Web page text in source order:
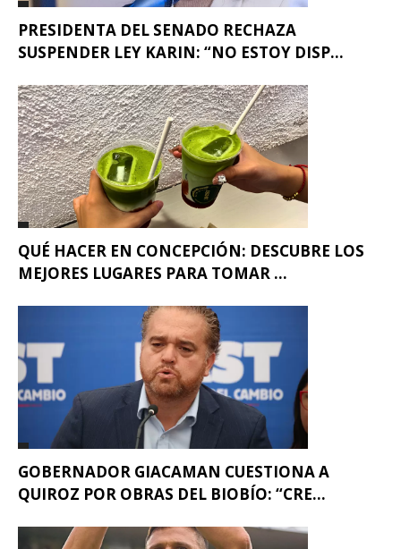
PRESIDENTA DEL SENADO RECHAZA
SUSPENDER LEY KARIN: “NO ESTOY DISP...
QUÉ HACER EN CONCEPCIÓN: DESCUBRE LOS
MEJORES LUGARES PARA TOMAR ...
GOBERNADOR GIACAMAN CUESTIONA A
QUIROZ POR OBRAS DEL BIOBÍO: “CRE...